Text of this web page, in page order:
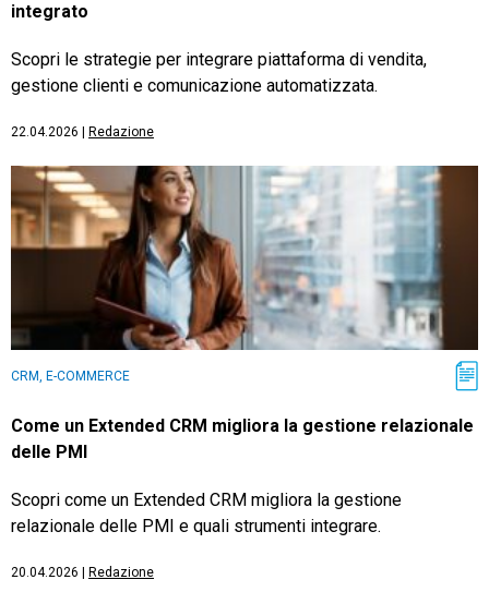
integrato
Scopri le strategie per integrare piattaforma di vendita,
gestione clienti e comunicazione automatizzata.
22.04.2026 Redazione
CRM, E-COMMERCE
Come un Extended CRM migliora la gestione relazionale
delle PMI
Scopri come un Extended CRM migliora la gestione
relazionale delle PMI e quali strumenti integrare.
20.04.2026 Redazione